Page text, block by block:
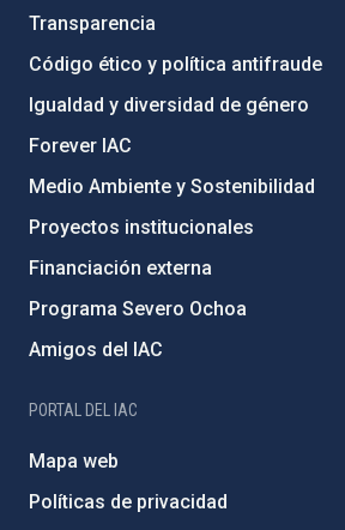
Transparencia
Código ético y política antifraude
Igualdad y diversidad de género
Forever IAC
Medio Ambiente y Sostenibilidad
Proyectos institucionales
Financiación externa
Programa Severo Ochoa
Amigos del IAC
PORTAL DEL IAC
Mapa web
Políticas de privacidad